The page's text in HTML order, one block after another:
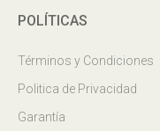
POLÍTICAS
Términos y Condiciones
Politica de Privacidad
Garantía